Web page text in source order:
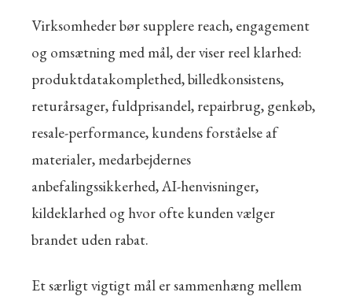
Virksomheder bør supplere reach, engagement
og omsætning med mål, der viser reel klarhed:
produktdatakomplethed, billedkonsistens,
returårsager, fuldprisandel, repairbrug, genkøb,
resale-performance, kundens forståelse af
materialer, medarbejdernes
anbefalingssikkerhed, AI-henvisninger,
kildeklarhed og hvor ofte kunden vælger
brandet uden rabat.
Et særligt vigtigt mål er sammenhæng mellem